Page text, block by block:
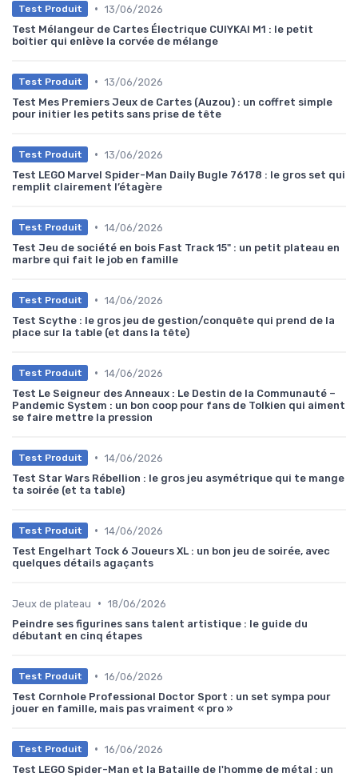
Test Produit • 13/06/2026
Test Mélangeur de Cartes Électrique CUIYKAI M1 : le petit
boîtier qui enlève la corvée de mélange
Test Produit • 13/06/2026
Test Mes Premiers Jeux de Cartes (Auzou) : un coffret simple
pour initier les petits sans prise de tête
Test Produit • 13/06/2026
Test LEGO Marvel Spider-Man Daily Bugle 76178 : le gros set qui
remplit clairement l’étagère
Test Produit • 14/06/2026
Test Jeu de société en bois Fast Track 15" : un petit plateau en
marbre qui fait le job en famille
Test Produit • 14/06/2026
Test Scythe : le gros jeu de gestion/conquête qui prend de la
place sur la table (et dans la tête)
Test Produit • 14/06/2026
Test Le Seigneur des Anneaux : Le Destin de la Communauté –
Pandemic System : un bon coop pour fans de Tolkien qui aiment
se faire mettre la pression
Test Produit • 14/06/2026
Test Star Wars Rébellion : le gros jeu asymétrique qui te mange
ta soirée (et ta table)
Test Produit • 14/06/2026
Test Engelhart Tock 6 Joueurs XL : un bon jeu de soirée, avec
quelques détails agaçants
Jeux de plateau • 18/06/2026
Peindre ses figurines sans talent artistique : le guide du
débutant en cinq étapes
Test Produit • 16/06/2026
Test Cornhole Professional Doctor Sport : un set sympa pour
jouer en famille, mais pas vraiment « pro »
Test Produit • 16/06/2026
Test LEGO Spider-Man et la Bataille de l'homme de métal : un